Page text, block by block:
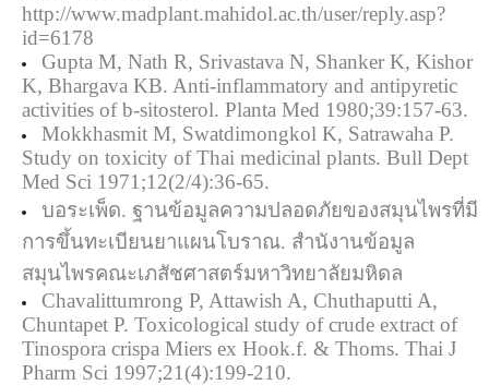
http://www.madplant.mahidol.ac.th/user/reply.asp?
id=6178
Gupta M, Nath R, Srivastava N, Shanker K, Kishor
K, Bhargava KB. Anti-inflammatory and antipyretic
activities of b-sitosterol. Planta Med 1980;39:157-63.
Mokkhasmit M, Swatdimongkol K, Satrawaha P.
Study on toxicity of Thai medicinal plants. Bull Dept
Med Sci 1971;12(2/4):36-65.
บอระเพ็ด. ฐานข้อมูลความปลอดภัยของสมุนไพรที่มี
การขึ้นทะเบียนยาแผนโบราณ. สำนังานข้อมูล
สมุนไพรคณะเภสัชศาสตร์มหาวิทยาลัยมหิดล
Chavalittumrong P, Attawish A, Chuthaputti A,
Chuntapet P. Toxicological study of crude extract of
Tinospora crispa Miers ex Hook.f. & Thoms. Thai J
Pharm Sci 1997;21(4):199-210.